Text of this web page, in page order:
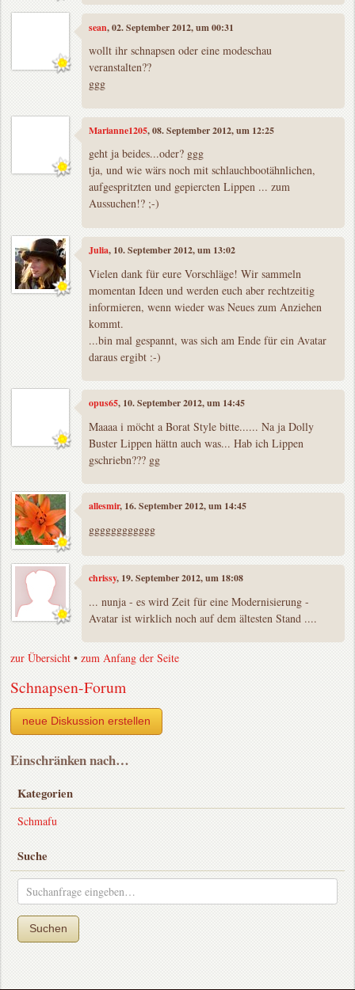
sean, 02. September 2012, um 00:31
wollt ihr schnapsen oder eine modeschau
veranstalten??
ggg
Marianne1205, 08. September 2012, um 12:25
geht ja beides...oder? ggg
tja, und wie wärs noch mit schlauchbootähnlichen,
aufgespritzten und gepiercten Lippen ... zum
Aussuchen!? ;-)
Julia, 10. September 2012, um 13:02
Vielen dank für eure Vorschläge! Wir sammeln
momentan Ideen und werden euch aber rechtzeitig
informieren, wenn wieder was Neues zum Anziehen
kommt.
...bin mal gespannt, was sich am Ende für ein Avatar
daraus ergibt :-)
opus65, 10. September 2012, um 14:45
Maaaa i möcht a Borat Style bitte...... Na ja Dolly
Buster Lippen hättn auch was... Hab ich Lippen
gschriebn??? gg
allesmir, 16. September 2012, um 14:45
gggggggggggg
chrissy, 19. September 2012, um 18:08
... nunja - es wird Zeit für eine Modernisierung -
Avatar ist wirklich noch auf dem ältesten Stand ....
zur Übersicht •zum Anfang der Seite
Schnapsen-Forum
neue Diskussion erstellen
Einschränken nach…
Kategorien
Schmafu
Suche
Suchen